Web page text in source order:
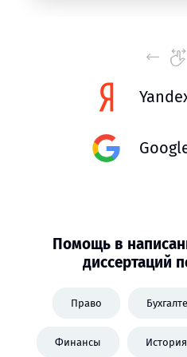
Помощь в
диссертаций
Право
Финансы История